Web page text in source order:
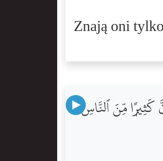
Znają oni
مِّنَ ٱلنَّاسِ